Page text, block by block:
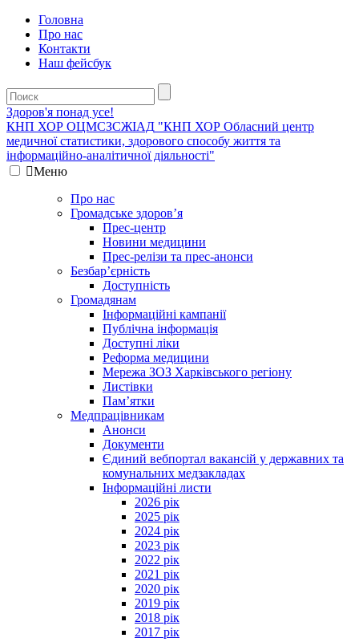
Головна
Про нас
Контакти
Наш фейсбук
Здоров'я понад усе!
КНП ХОР ОЦМСЗСЖIАД "КНП ХОР Обласний центр
медичної статистики, здорового способу життя та
інформаційно-аналітичної діяльності"
Меню
Про нас
Громадське здоров’я
Прес-центр
Новини медицини
Прес-релізи та прес-анонси
Безбар’єрність
Доступність
Громадянам
Інформаційні кампанії
Публічна інформація
Доступні ліки
Реформа медицини
Мережа ЗОЗ Харківського регіону
Листівки
Пам’ятки
Медпрацівникам
Анонси
Документи
Єдиний вебпортал вакансій у державних та
комунальних медзакладах
Інформаційні листи
2026 рік
2025 рік
2024 рік
2023 рік
2022 рік
2021 рік
2020 рік
2019 рік
2018 рік
2017 рік